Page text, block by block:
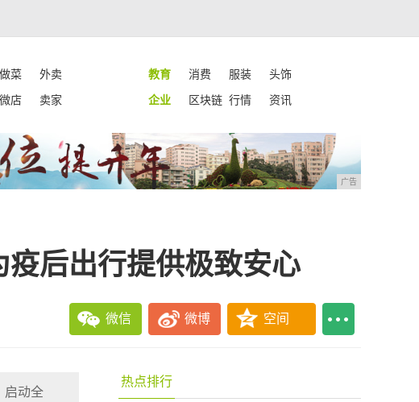
做菜 外卖 教育 消费 服装
头饰
微店 卖家 企业 区块链 行情 资讯
广告
后出行提供极致安心
微信 微博 空间
启动全
热点排行